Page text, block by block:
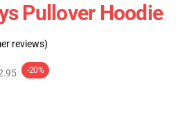
Pullover Hoodie
reviews)
-20%